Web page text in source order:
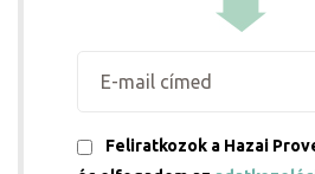
Feliratkozok a Hazai